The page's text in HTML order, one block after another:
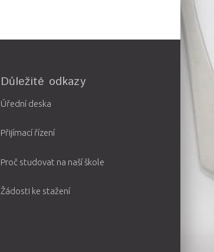
Důležité odkazy
Úřední deska
Přijímací řízení
Proč studovat na naší škole
Žádosti ke stažení